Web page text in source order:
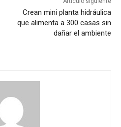
Crean mini planta hidráulica
que alimenta a 300 casas sin
dañar el ambiente